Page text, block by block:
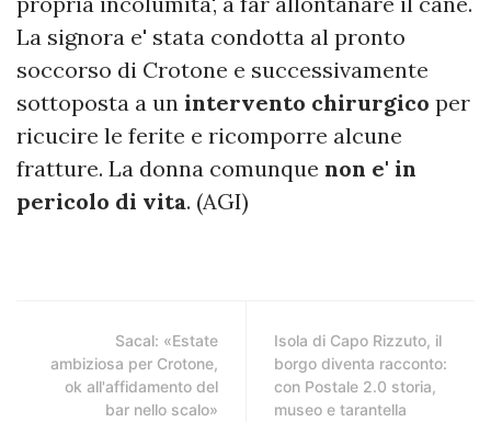
La signora e' stata condotta al pronto
soccorso di Crotone e successivamente
sottoposta a un intervento chirurgico per
ricucire le ferite e ricomporre alcune
fratture. La donna comunque non e' in
pericolo di vita. (AGI)
Sacal: «Estate
ambiziosa per Crotone,
ok all'affidamento del
bar nello scalo»
Isola di Capo Rizzuto, il
borgo diventa racconto:
con Postale 2.0 storia,
museo e tarantella